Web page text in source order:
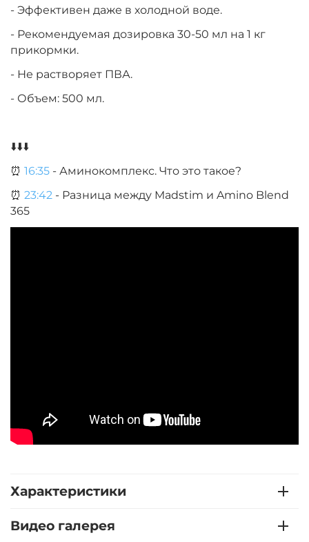
- Эффективен даже в холодной воде.
- Рекомендуемая дозировка 30-50 мл на 1 кг
прикормки.
- Не растворяет ПВА.
- Объем: 500 мл.
⬇️⬇️⬇️
⏰ 16:35 - Аминокомплекс. Что это такое?
⏰ 23:42 - Разница между Madstim и Amino Blend
365
Характеристики
Видео галерея